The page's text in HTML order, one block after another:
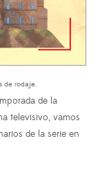
de rodaje.
de la
televisivo, vamos
de la serie en